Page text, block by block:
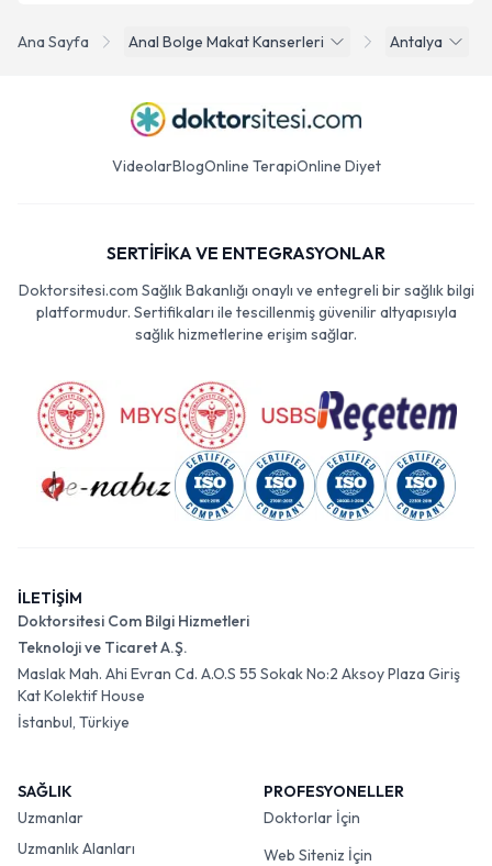
Ana Sayfa Anal Bolge Makat Kanserleri Antalya
VideolarBlogOnline TerapiOnline Diyet
SERTİFİKA VE ENTEGRASYONLAR
Doktorsitesi.com Sağlık Bakanlığı onaylı ve entegreli bir sağlık bilgi
platformudur. Sertifikaları ile tescillenmiş güvenilir altyapısıyla
sağlık hizmetlerine erişim sağlar.
İLETİŞİM
Doktorsitesi Com Bilgi Hizmetleri
Teknoloji ve Ticaret A.Ş.
Maslak Mah. Ahi Evran Cd. A.O.S 55 Sokak No:2 Aksoy Plaza Giriş
Kat Kolektif House
İstanbul, Türkiye
SAĞLIK
Uzmanlar
Uzmanlık Alanları
PROFESYONELLER
Doktorlar İçin
Web Siteniz İçin